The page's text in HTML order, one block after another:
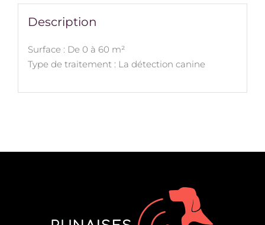
Description
Surface : De 0 à 60 m²
Type de traitement : La détection canine